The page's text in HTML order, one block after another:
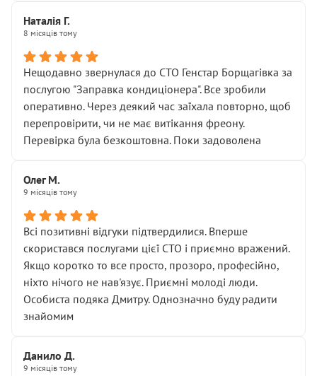
Наталія Г.
8 місяців тому
Нещодавно звернулася до СТО Генстар Борщагівка за
послугою "Заправка кондиціонера". Все зробили
оперативно. Через деякий час заїхала повторно, щоб
перепровірити, чи не має витікання фреону.
Перевірка була безкоштовна. Поки задоволена
Олег М.
9 місяців тому
Всі позитивні відгуки підтвердилися. Вперше
скористався послугами цієї СТО і приємно вражений.
Якщо коротко то все просто, прозоро, професійно,
ніхто нічого не нав'язує. Приємні молоді люди.
Особиста подяка Дмитру. Однозначно буду радити
знайомим
Данило Д.
9 місяців тому